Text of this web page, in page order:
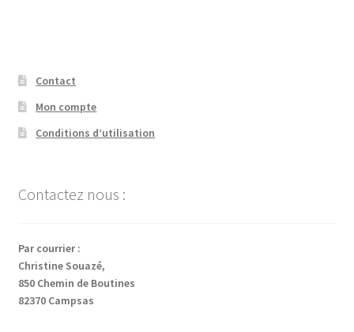
Contact
Mon compte
Conditions d’utilisation
Contactez nous :
Par courrier :
Christine Souazé,
850 Chemin de Boutines
82370 Campsas